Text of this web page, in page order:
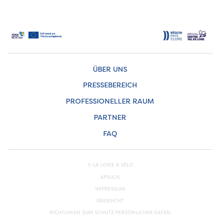
ÜBER UNS
PRESSEBEREICH
PROFESSIONELLER RAUM
PARTNER
FAQ
© LA LOIRE À VÉLO
APSULIS
IMPRESSUM
ÜBERSICHT
RICHTLINIEN ZUM SCHUTZ PERSÖNLICHER DATEN